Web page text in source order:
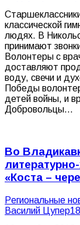
классической
людях. В
принимают
Волонтеры с
доставляют
воду, свечи и
Победы
детей войны, и
Добровольцы…
Во
«Коста –
Pегиональные
Василий Цупер